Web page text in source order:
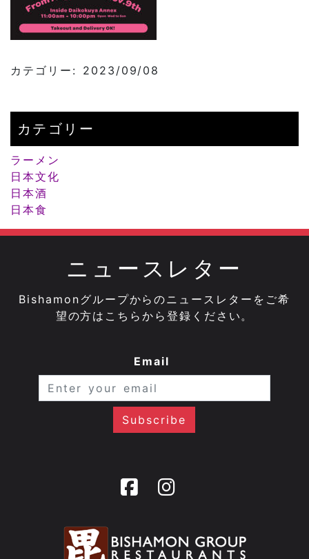
カテゴリー: 2023/09/08
カテゴリー
ラーメン
日本文化
日本酒
日本食
ニュースレター
Bishamonグループからのニュースレターをご希
望の方はこちらから登録ください。
Email